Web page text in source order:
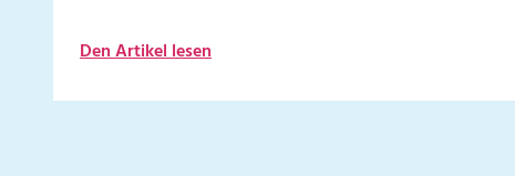
Den Artikel lesen